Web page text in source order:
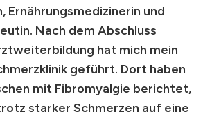
Ernährungsmedizinerin und
Nach dem Abschluss
hat mich mein
geführt. Dort haben
mit Fibromyalgie berichtet,
starker Schmerzen auf eine